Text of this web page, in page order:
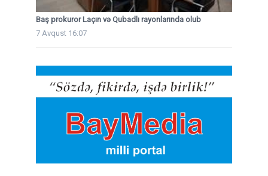
Baş prokuror Laçın və Qubadlı rayonlarında olub
7 Avqust 16:07